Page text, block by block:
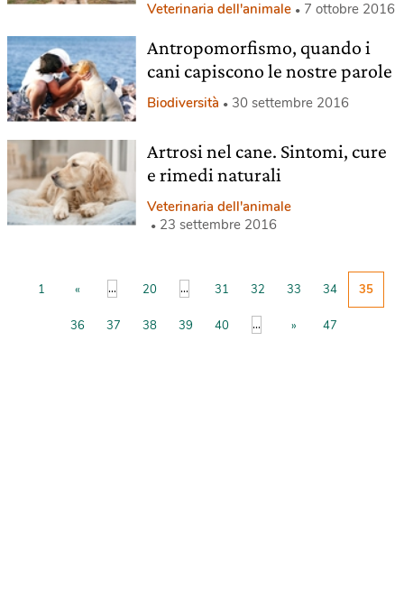
Veterinaria dell'animale 7 ottobre 2016
Antropomorfismo, quando i
cani capiscono le nostre parole
Biodiversità 30 settembre 2016
Artrosi nel cane. Sintomi, cure
e rimedi naturali
Veterinaria dell'animale
23 settembre 2016
1 « ... 20 ... 31 32 33 34 35
36 37 38 39 40 ... » 47